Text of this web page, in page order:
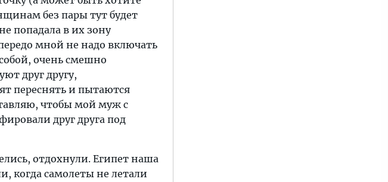
без пары тут будет
попадала в их зону
мной не надо включать
очень смешно
друг другу,
переснять и пытаются
чтобы мой муж с
друг друга под
отдохнули. Египет наша
когда самолеты не летали